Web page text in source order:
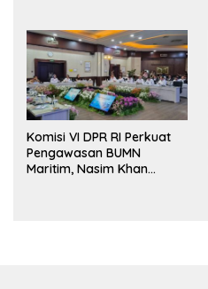
Komisi VI DPR RI Perkuat
Pengawasan BUMN
Maritim, Nasim Khan